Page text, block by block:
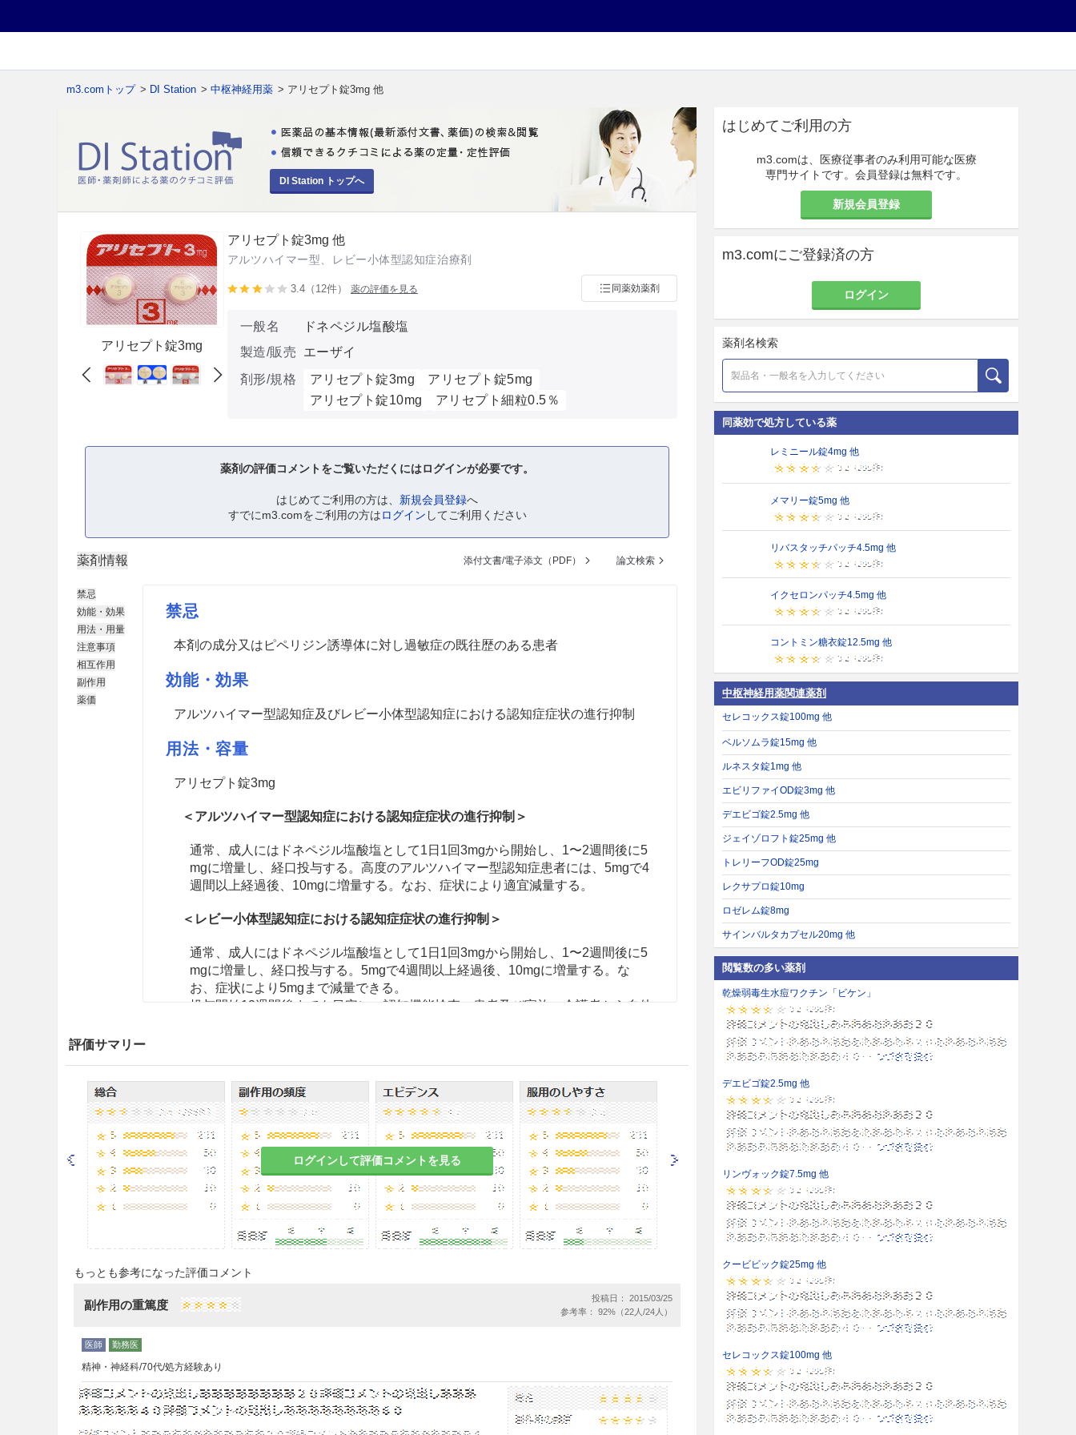
m3.comトップ > DI Station > 中枢神経用薬 > アリセプト錠3mg 他
DI Station トップへ
アリセプト錠3mg
アリセプト錠3mg 他
アルツハイマー型、レビー小体型認知症治療剤
3.4（12件） 薬の評価を見る 同薬効薬剤
一般名
ドネペジル塩酸塩
製造/販売
エーザイ
剤形/規格
アリセプト錠3mg
アリセプト錠5mg
アリセプト錠10mg
アリセプト細粒0.5％
薬剤の評価コメントをご覧いただくにはログインが必要です。
はじめてご利用の方は、 新規会員登録へ
すでにm3.comをご利用の方はログイン してご利用ください
薬剤情報 添付文書/電子添文（PDF） 論文検索
禁忌
効能・効果
用法・用量
注意事項
相互作用
副作用
薬価
禁忌
本剤の成分又はピペリジン誘導体に対し過敏症の既往歴のある患者
効能・効果
アルツハイマー型認知症及びレビー小体型認知症における認知症症状の進行抑制
用法・容量
アリセプト錠3mg
＜アルツハイマー型認知症における認知症症状の進行抑制＞
通常、成人にはドネペジル塩酸塩として1日1回3mgから開始し、1〜2週間後に5
mgに増量し、経口投与する。高度のアルツハイマー型認知症患者には、5mgで4
週間以上経過後、10mgに増量する。なお、症状により適宜減量する。
＜レビー小体型認知症における認知症症状の進行抑制＞
通常、成人にはドネペジル塩酸塩として1日1回3mgから開始し、1〜2週間後に5
mgに増量し、経口投与する。5mgで4週間以上経過後、10mgに増量する。な
お、症状により5mgまで減量できる。
投与開始12週間後までを目安に、認知機能検査、患者及び家族・介護者から自他
否を判断すること。
注意事項
重要な基本的注意
8.1
レビー小体型認知症では、日常生活動作が制限される、あるいは薬物治療を要
する程度の錐体外路障害を有する場合、本剤の投与により、錐体外路障害悪化の発
現率が高まる傾向がみられていることから、重篤な症状に移行しないよう観察を十
分に行い、症状に応じて減量又は中止など適切な処置を行うこと。［11.1.6参照］
8.2定期的に認知機能検査を行う等患者の状態を確認し、本剤投与で効果が認めら
8.4アルツハイマー型認知症及びレビー小体型認知症では、自動車の運転等の機械
操作能力が低下する可能性がある。また、本剤により、意識障害、めまい、眠気等
があらわれることがあるので、自動車の運転等危険を伴う機械の操作に従事しない
評価サマリー
ログインして評価コメントを見る
もっとも参考になった評価コメント
副作用の重篤度
投稿日： 2015/03/25
参考率： 92%（22人/24人）
精神・神経科/70代/処方経験あり
はじめてご利用の方
m3.comは、医療従事者のみ利用可能な医療
専門サイトです。会員登録は無料です。
新規会員登録
m3.comにご登録済の方
ログイン
薬剤名検索
同薬効で処方している薬
レミニール錠4mg 他
メマリー錠5mg 他
リバスタッチパッチ4.5mg 他
イクセロンパッチ4.5mg 他
コントミン糖衣錠12.5mg 他
中枢神経用薬関連薬剤
セレコックス錠100mg 他
ベルソムラ錠15mg 他
ルネスタ錠1mg 他
エビリファイOD錠3mg 他
デエビゴ錠2.5mg 他
ジェイゾロフト錠25mg 他
トレリーフOD錠25mg
レクサプロ錠10mg
ロゼレム錠8mg
サインバルタカプセル20mg 他
閲覧数の多い薬剤
乾燥弱毒生水痘ワクチン「ビケン」
デエビゴ錠2.5mg 他
リンヴォック錠7.5mg 他
クービビック錠25mg 他
セレコックス錠100mg 他